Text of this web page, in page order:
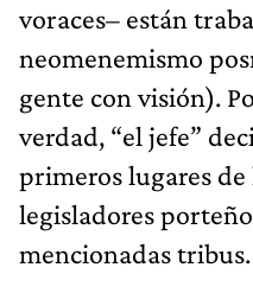
voraces– están
neomenemismo
gente con visión).
verdad, “el jefe”
primeros lugares
legisladores
mencionadas tribus.